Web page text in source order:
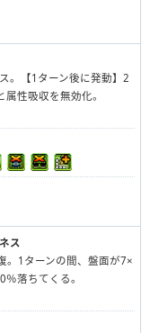
。【1ターン後に発動】2
性吸収を無効化。
ス
。1ターンの間、盤面が7×
落ちてくる。